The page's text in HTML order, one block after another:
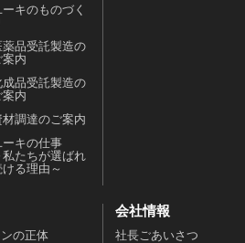
ーキのものづく
薬品受託製造の
案内
成品受託製造の
案内
材調達のご案内
ーキの仕事
私たちが選ばれ
ける理由～
の正体
会社情報
社長ごあいさつ